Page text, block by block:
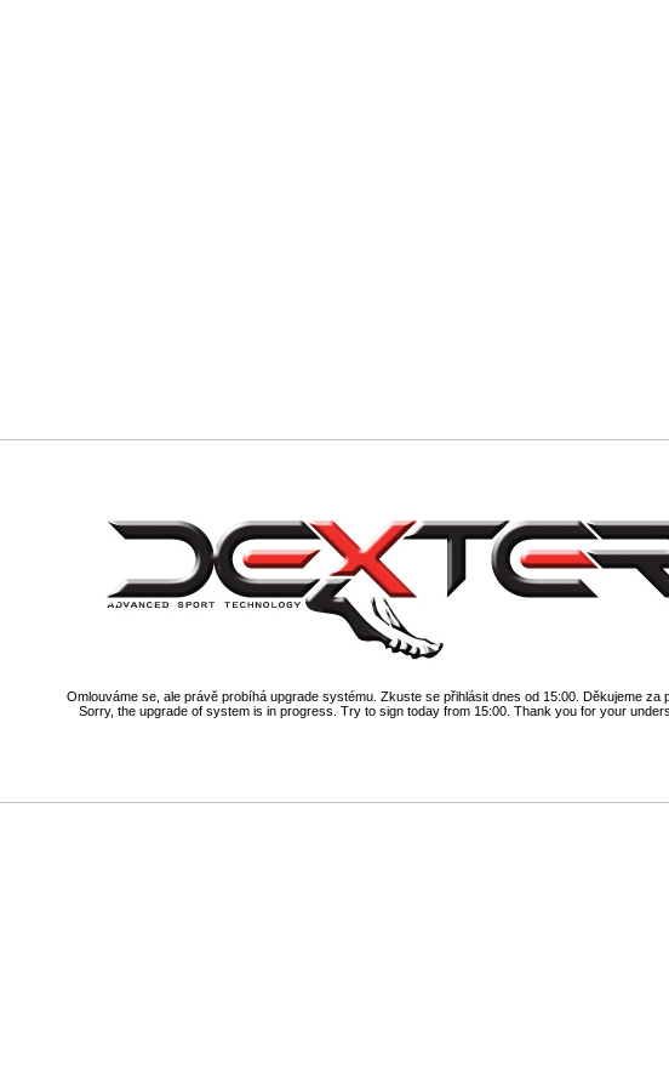
Omlouváme se, ale právě probíhá upgrade systému. Zkuste se přihlásit dnes od 15:00. Děkujeme za
Sorry, the upgrade of system is in progress. Try to sign today from 15:00. Thank you for your